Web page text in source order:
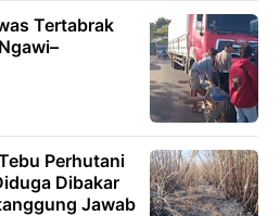
Tertabrak
Perhutani
Dibakar
Jawab